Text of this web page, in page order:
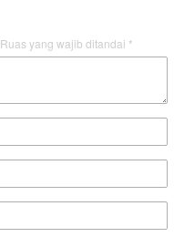
Ruas yang wajib ditandai *